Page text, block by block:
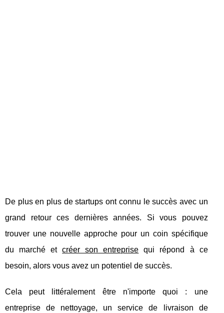
De plus en plus de startups ont connu le succès avec un
grand retour ces dernières années. Si vous pouvez
trouver une nouvelle approche pour un coin spécifique
du marché etcréer son entreprise qui répond à ce
besoin, alors vous avez un potentiel de succès.
Cela peut littéralement être n'importe quoi : une
entreprise de nettoyage, un service de livraison de